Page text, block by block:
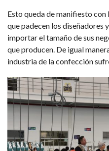
Esto queda de manifiesto con
que padecen los diseñadores
importar el tamaño de sus
que producen. De igual
industria de la confección